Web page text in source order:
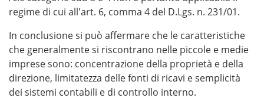
regime di cui all'art. 6, comma 4 del D.Lgs. n. 231/01.
In conclusione si può affermare che le caratteristiche
che generalmente si riscontrano nelle piccole e medie
imprese sono: concentrazione della proprietà e della
direzione, limitatezza delle fonti di ricavi e semplicità
dei sistemi contabili e di controllo interno.